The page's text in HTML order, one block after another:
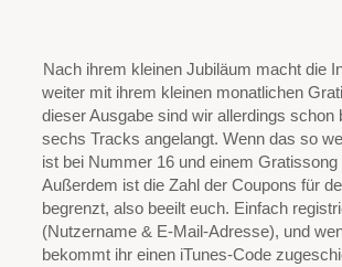
Nach ihrem kleinen Jubiläum macht die
weiter mit ihrem kleinen monatlichen
dieser Ausgabe sind wir allerdings schon
sechs Tracks angelangt. Wenn das so
ist bei Nummer 16 und einem Gratissong
Außerdem ist die Zahl der Coupons für
begrenzt, also beeilt euch. Einfach
(Nutzername & E-Mail-Adresse), und
bekommt ihr einen iTunes-Code